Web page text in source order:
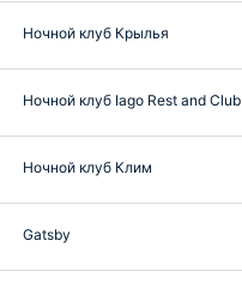
Ночной клуб Крылья
Ночной клуб Iago Rest and Club
Ночной клуб Клим
Gatsby